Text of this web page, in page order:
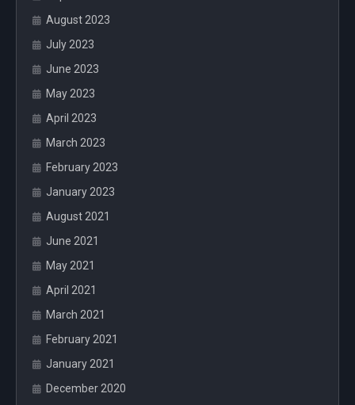
August 2023
July 2023
June 2023
May 2023
April 2023
March 2023
February 2023
January 2023
August 2021
June 2021
May 2021
April 2021
March 2021
February 2021
January 2021
December 2020